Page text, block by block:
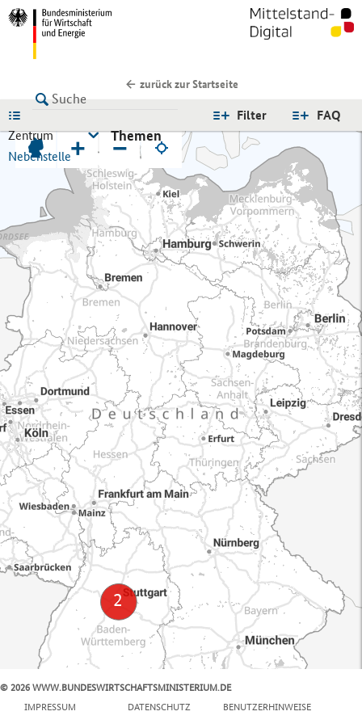
zurück zur Startseite
FAQ
Filter
Zentrum
Nebenstelle
Themen
+ −
© 2026 WWW.BUNDESWIRTSCHAFTSMINISTERIUM.DE
IMPRESSUM
DATENSCHUTZ BENUTZERHINWEISE